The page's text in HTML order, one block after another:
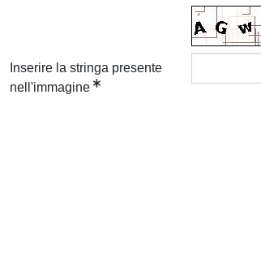
Inserire la stringa presente
nell'immagine